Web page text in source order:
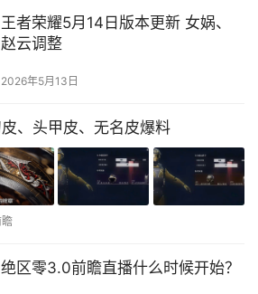
王者荣耀5月14日版本更新 女娲、
赵云调整
2026年5月13日
、头甲皮、无名皮爆料
瞻
绝区零3.0前瞻直播什么时候开始？